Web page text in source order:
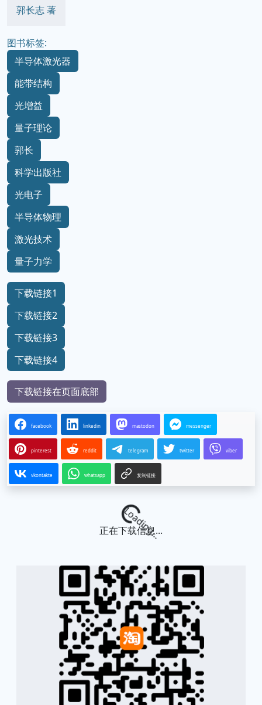
郭长志 著
图书标签:
半导体激光器
能带结构
光增益
量子理论
郭长
科学出版社
光电子
半导体物理
激光技术
量子力学
下载链接1
下载链接2
下载链接3
下载链接4
下载链接在页面底部
facebook linkedin mastodon messenger
pinterest reddit telegram twitter viber
vkontakte whatsapp 复制链接
Loading...
正在下载信息...